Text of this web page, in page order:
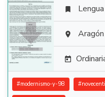


 Aragón

#modernismo-y-98 #